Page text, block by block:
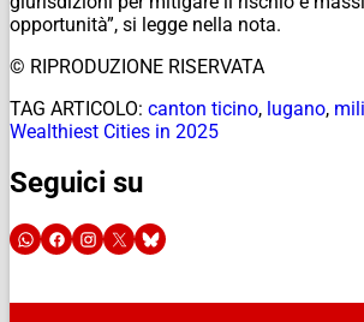
opportunità”, si legge nella nota.
© RIPRODUZIONE RISERVATA
TAG ARTICOLO: canton ticino, lugano,
Wealthiest Cities in 2025
Seguici su